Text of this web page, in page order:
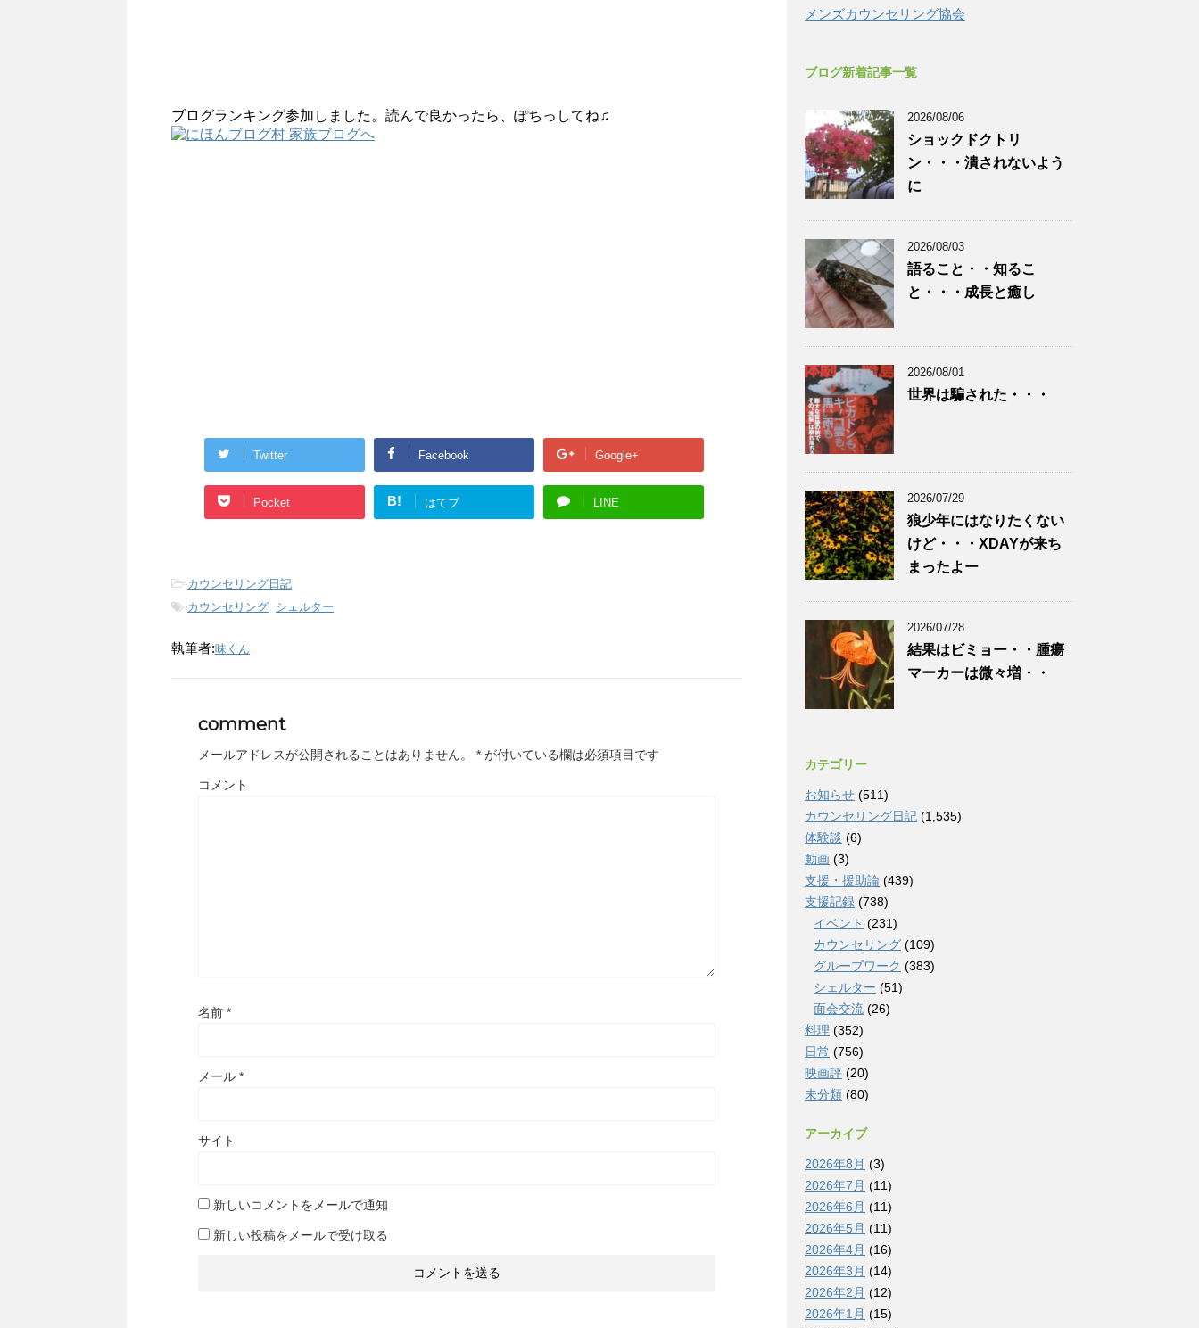
ブログランキング参加しました。読んで良かったら、ぽちっしてね♫
Twitter Facebook Google+
Pocket B! はてブ LINE
-カウンセリング日記
-カウンセリング, シェルター
執筆者:味くん
comment
メールアドレスが公開されることはありません。 * が付いている欄は必須項目です
コメント
名前 *
メール *
サイト
新しいコメントをメールで通知
新しい投稿をメールで受け取る
メンズカウンセリング協会
ブログ新着記事一覧
2026/08/06
ショックドクトリ
ン・・・潰されないよう
に
2026/08/03
語ること・・知るこ
と・・・成長と癒し
2026/08/01
世界は騙された・・・
2026/07/29
狼少年にはなりたくない
けど・・・XDAYが来ち
まったよー
2026/07/28
結果はビミョー・・腫瘍
マーカーは微々増・・
カテゴリー
お知らせ (511)
カウンセリング日記 (1,535)
体験談 (6)
動画 (3)
支援・援助論 (439)
支援記録 (738)
イベント (231)
カウンセリング (109)
グループワーク (383)
シェルター (51)
面会交流 (26)
料理 (352)
日常 (756)
映画評 (20)
未分類 (80)
アーカイブ
2026年8月 (3)
2026年7月 (11)
2026年6月 (11)
2026年5月 (11)
2026年4月 (16)
2026年3月 (14)
2026年2月 (12)
2026年1月 (15)